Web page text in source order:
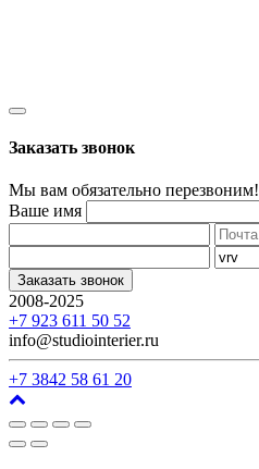
Заказать звонок
Мы вам обязательно перезвоним!
Ваше имя
Заказать звонок
2008-2025
+7 923 611 50 52
info@studiointerier.ru
+7 3842 58 61 20